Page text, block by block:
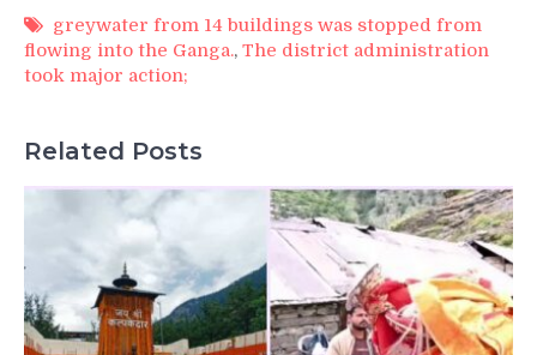
greywater from 14 buildings was stopped from
flowing into the Ganga., The district administration
took major action;
Related Posts